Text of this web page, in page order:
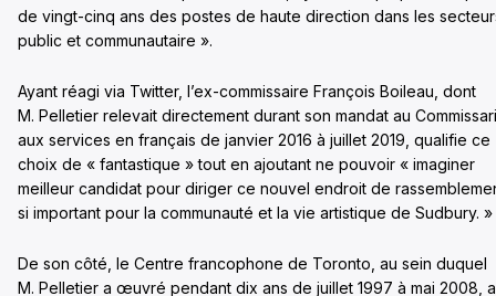
de vingt-cinq ans des postes de haute direction dans les
public et communautaire ».
Ayant réagi via Twitter, l’ex-commissaire François Boileau, dont
M. Pelletier relevait directement durant son mandat au
aux services en français de janvier 2016 à juillet 2019, qualifie ce
choix de « fantastique » tout en ajoutant ne pouvoir « imaginer
meilleur candidat pour diriger ce nouvel endroit de
si important pour la communauté et la vie artistique de Sudbury. »
De son côté, le Centre francophone de Toronto, au sein duquel
M. Pelletier a œuvré pendant dix ans de juillet 1997 à mai 2008, a